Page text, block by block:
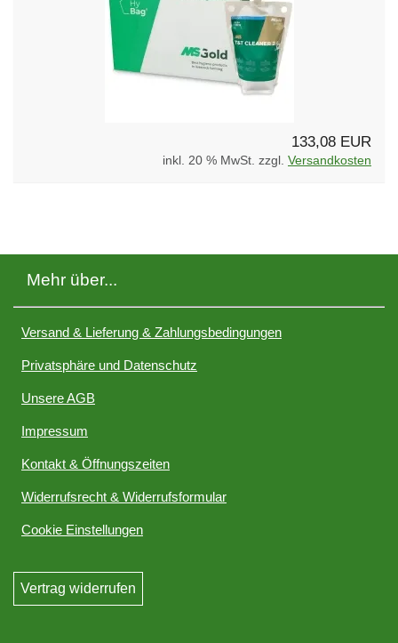
133,08 EUR
inkl. 20 % MwSt. zzgl. Versandkosten
Mehr über...
Versand & Lieferung & Zahlungsbedingungen
Privatsphäre und Datenschutz
Unsere AGB
Impressum
Kontakt & Öffnungszeiten
Widerrufsrecht & Widerrufsformular
Cookie Einstellungen
Vertrag widerrufen